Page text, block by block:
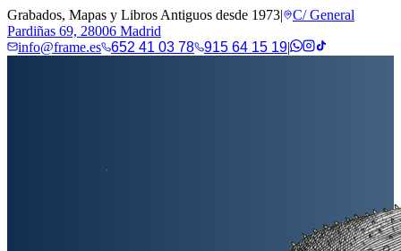
Grabados, Mapas y Libros Antiguos desde 1973|
C/ General
Pardiñas 69, 28006 Madrid
info@frame.es
652 41 03 78 915 64 15 19|